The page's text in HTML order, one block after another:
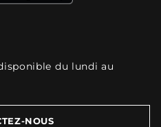
du lundi au
NOUS